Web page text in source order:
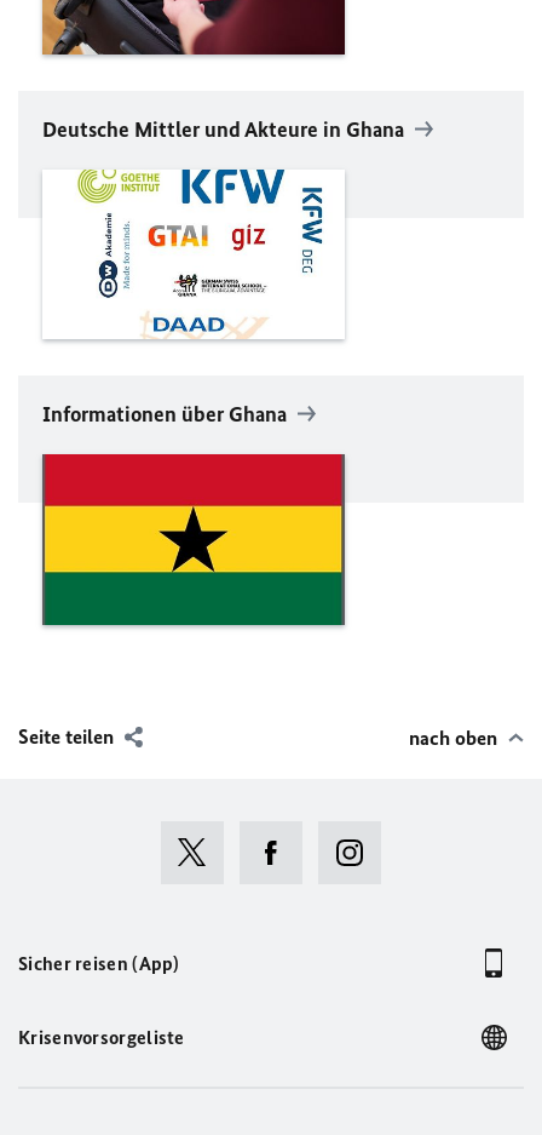
Deutsche Mittler und Akteure in Ghana
Informationen über Ghana
Seite teilen nach oben
Sicher reisen (App)
Krisenvorsorgeliste